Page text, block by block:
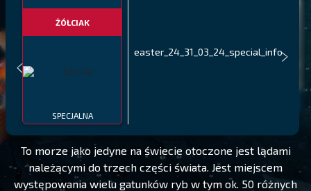
ŻÓŁCIAK
SPECJALNA
easter_24_31_03_24_special_info
To morze jako jedyne na świecie otoczone jest lądami
należącymi do trzech części świata. Jest miejscem
występowania wielu gatunków ryb w tym ok. 50 różnych